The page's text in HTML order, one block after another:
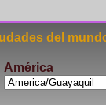
del
América